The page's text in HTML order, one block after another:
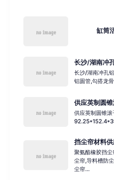
缸筒
长沙/湖南冲
长沙/湖南冲孔
铝圆管,勾搭龙
供应英制圆
供应英制圆锥
挡尘帘材料
聚氨酯橡胶挡
尘帘,导料槽防
尘帘...